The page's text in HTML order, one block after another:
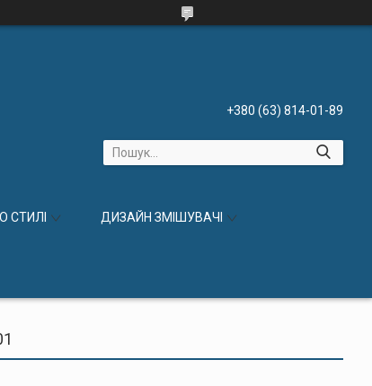
+380 (63) 814-01-89
СТИЛІ ДИЗАЙН ЗМІШУВАЧІ